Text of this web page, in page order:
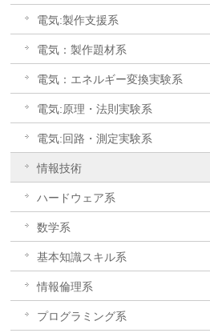
電気:製作支援系
電気：製作題材系
電気：エネルギー変換実験系
電気:原理・法則実験系
電気:回路・測定実験系
情報技術
ハードウェア系
数学系
基本知識スキル系
情報倫理系
プログラミング系